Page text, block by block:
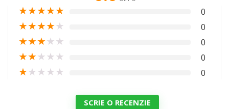
★★★★★ 0
★★★★★ 0
★★★★★ 0
★★★★★ 0
★★★★★ 0
SCRIE O RECENZIE